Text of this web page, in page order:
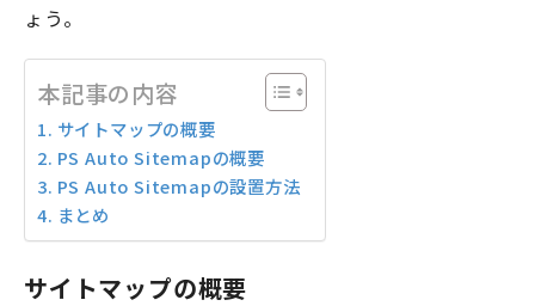
ょう。
本記事の内容
サイトマップの概要
PS Auto Sitemapの概要
PS Auto Sitemapの設置方法
まとめ
サイトマップの概要